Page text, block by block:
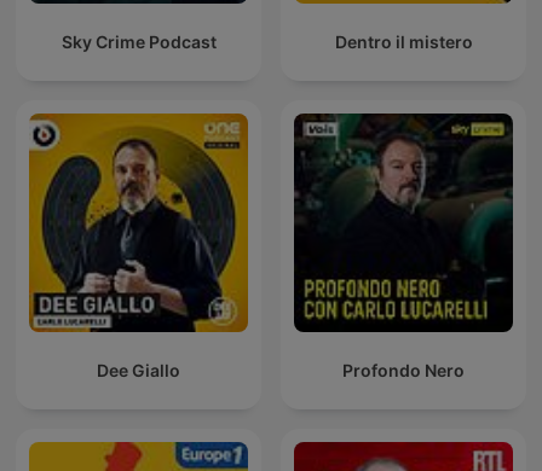
Sky Crime Podcast Dentro il mistero
Dee Giallo Profondo Nero